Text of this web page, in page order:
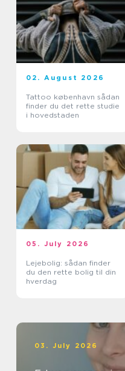
02. August 2026
Tattoo københavn sådan
finder du det rette studie
i hovedstaden
05. July 2026
Lejebolig: sådan finder
du den rette bolig til din
hverdag
03. July 2026